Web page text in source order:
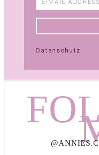
Datenschutz